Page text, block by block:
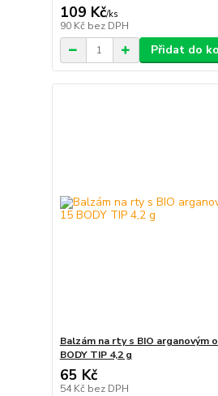
109 Kč/ks
90 Kč bez DPH
Přidat do
Balzám na rty s BIO arganovým
BODY TIP 4,2 g
65 Kč
54 Kč bez DPH